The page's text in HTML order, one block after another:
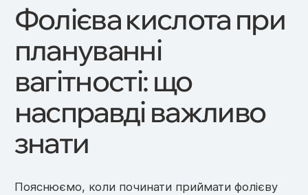
Фолієва кислота при
плануванні
вагітності: що
насправді важливо
знати
Пояснюємо, коли починати приймати фолієву